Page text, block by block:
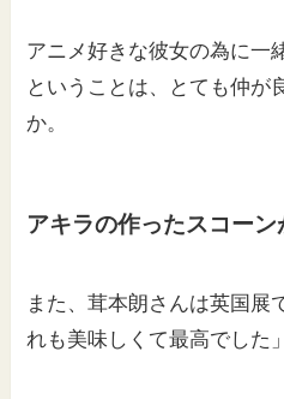
アニメ好きな彼女の為に一
ということは、とても仲が
か。
アキラの作ったスコー
また、茸本朗さんは英国展
れも美味しくて最高でした